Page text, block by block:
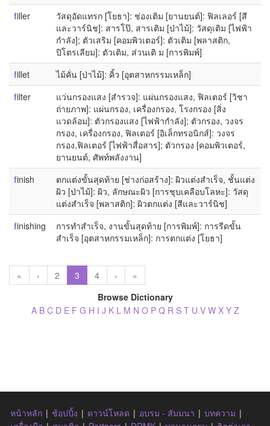
filler
วัสดุอัดแทรก [โยธา]: ช่องเติม [ยานยนต์]: ฟิลเลอร์ [สี
และวาร์นิช]: สารโป๊, สารเติม [ป่าไม้]: วัสดุเติม [ไฟฟ้า
กำลัง]; ตัวเสริม [คอมพิวเตอร์]: ตัวเติม [พลาสติก,
ปิโตรเลียม]: ตัวเติม, ส่วนเติ ม [การพิมพ์]
fillet
ไม้คั่น [ป่าไม้]: คิ้ว [อุตสาหกรรมเหล็ก]
filter
แว่นกรองแสง [สำรวจ]: แผ่นกรองแสง, ฟิลเตอร์ [วิชา
ถ่ายภาพ]: แผ่นกรอง, เครื่องกรอง, โรงกรอง [สิ่ง
แวดล้อม]: ตัวกรองแสง [ไฟฟ้ากำลัง]; ตัวกรอง, วงจร
กรอง, เครื่องกรอง, ฟิลเตอร์ [อิเล็กทรอนิกส์]: วงจร
กรอง,ฟิลเตอร์ [ไฟฟ้าสื่อสาร]; ตัวกรอง [คอมพิวเตอร์,
ยานยนต์, ศัพท์พลังงาน]
finish
ตกแต่งขั้นสุดท้าย [ช่างก่อสร้าง]: ผิวแต่งสำเร็จ, ชั้นแต่ง
ผิว [ป่าไม้]: ผิว, ลักษณะผิว [การชุบเคลือบโลหะ]: วัสดุ
แต่งสำเร็จ [พลาสติก]: ผิวตกแต่ง [สีและวาร์นิช]
finishing
การทำสำเร็จ, งานขั้นสุดท้าย [การพิมพ์]: การรีดขั้น
สำเร็จ [อุตสาหกรรมเหล็ก]: การตกแต่ง [โยธา]
« ‹ 2 3 4 ›
»
Browse Dictionary
A B C D E F G H I J K L M N O P Q R S T U V W X Y Z
หน้าหลัก | ช้อปปิ้ง | ดาวน์โหลด | อบรม - สัมมนา | บทความ |